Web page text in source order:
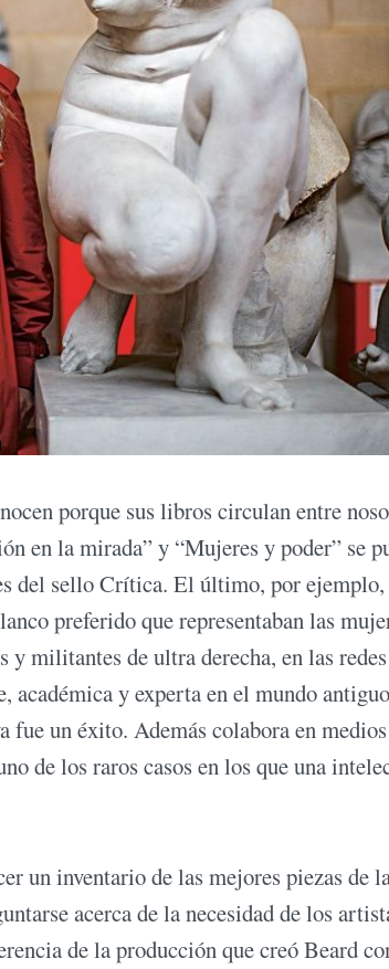
porque sus libros circulan entre
en la mirada” y “Mujeres y poder” se
del sello Crítica. El último, por
preferido que representaban las
militantes de ultra derecha, en las
académica y experta en el mundo
fue un éxito. Además colabora en
de los raros casos en los que una
un inventario de las mejores piezas de
acerca de la necesidad de los
de la producción que creó Beard